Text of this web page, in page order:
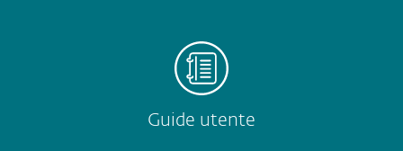
Guide utente